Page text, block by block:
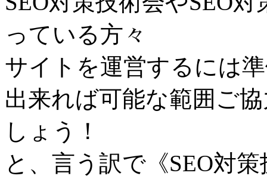
っている方々
サイトを運営するには
出来れば可能な範囲ご
しょう！
と、言う訳で《SEO対